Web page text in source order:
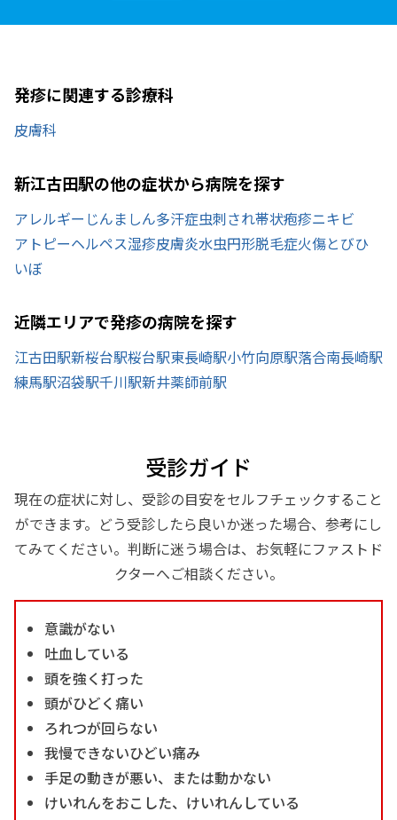
発疹に関連する診療科
皮膚科
新江古田駅の他の症状から病院を探す
アレルギー じんましん多汗症虫刺され帯状疱疹ニキビ
アトピーヘルペス湿疹皮膚炎水虫円形脱毛症火傷とびひ
いぼ
近隣エリアで発疹の病院を探す
江古田駅新桜台駅桜台駅東長崎駅小竹向原駅落合南長崎駅
練馬駅沼袋駅千川駅新井薬師前駅
受診ガイド
現在の症状に対し、受診の目安をセルフチェックすること
ができます。どう受診したら良いか迷った場合、参考にし
てみてください。判断に迷う場合は、お気軽にファストド
クターへご相談ください。
意識がない
吐血している
頭を強く打った
頭がひどく痛い
ろれつが回らない
我慢できないひどい痛み
手足の動きが悪い、または動かない
けいれんをおこした、けいれんしている